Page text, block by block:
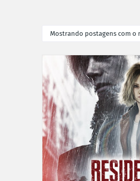
Mostrando postagens com o